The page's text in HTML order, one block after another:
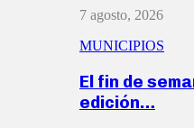
7 agosto, 2026
MUNICIPIOS
El fin de
edición…